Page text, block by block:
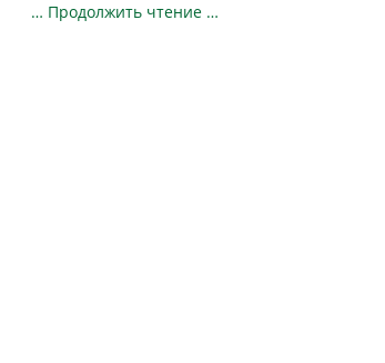
… Продолжить чтение …